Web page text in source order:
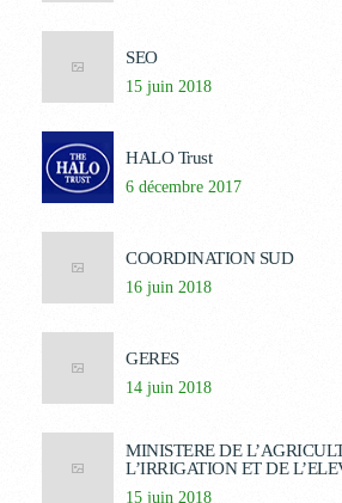
SEO
15 juin 2018
HALO Trust
6 décembre 2017
COORDINATION SUD
16 juin 2018
GERES
14 juin 2018
MINISTERE DE
L’IRRIGATION ET DE
15 juin 2018